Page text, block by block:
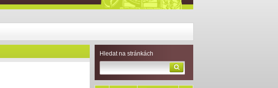
Hledat na stránkách